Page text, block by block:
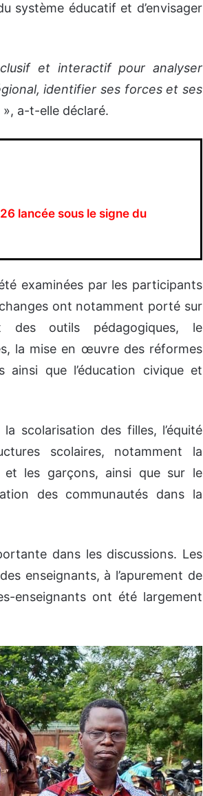
système éducatif et d’envisager
et interactif pour analyser
identifier ses forces et ses
», a-t-elle déclaré.
lancée sous le signe du
examinées par les participants
ont notamment porté sur
des outils pédagogiques, le
la mise en œuvre des réformes
ainsi que l’éducation civique et
scolarisation des filles, l’équité
scolaires, notamment la
et les garçons, ainsi que sur le
des communautés dans la
dans les discussions. Les
enseignants, à l’apurement de
enseignants ont été largement